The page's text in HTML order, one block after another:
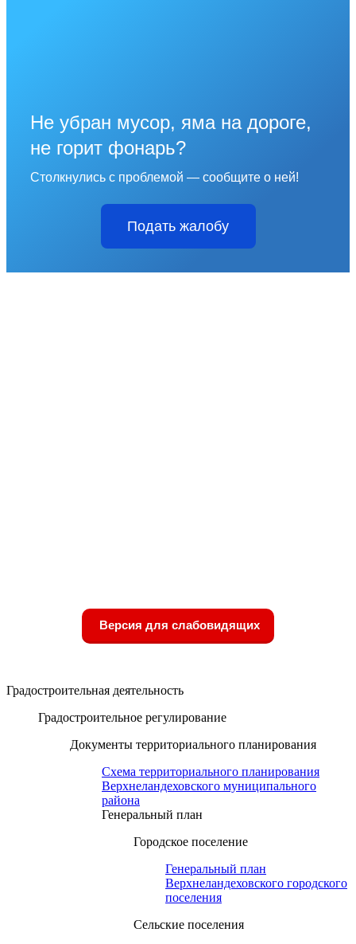
Не убран мусор, яма на дороге,
не горит фонарь?
Столкнулись с проблемой — сообщите о ней!
Подать жалобу
Версия для слабовидящих
Градостроительная деятельность
Градостроительное регулирование
Документы территориального планирования
Схема территориального планирования
Верхнеландеховского муниципального
района
Генеральный план
Городское поселение
Генеральный план
Верхнеландеховского городского
поселения
Сельские поселения